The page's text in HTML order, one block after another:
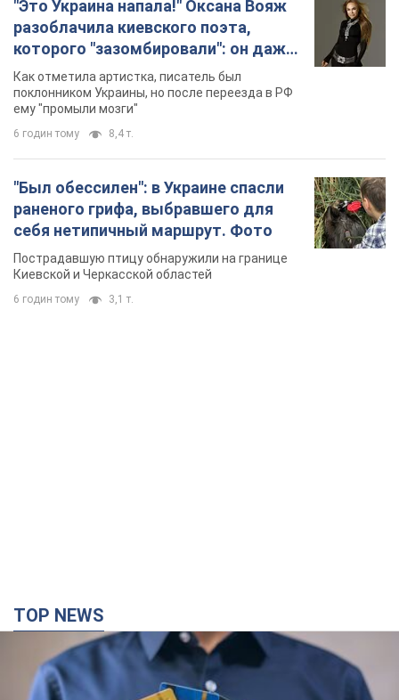
"Был обессилен": в Украине спасли
раненого грифа, выбравшего для
себя нетипичный маршрут. Фото
Пострадавшую птицу обнаружили на границе
Киевской и Черкасской областей
Микрокредиты без мифов: три типичных
сценария заемщика и план действий, чтобы